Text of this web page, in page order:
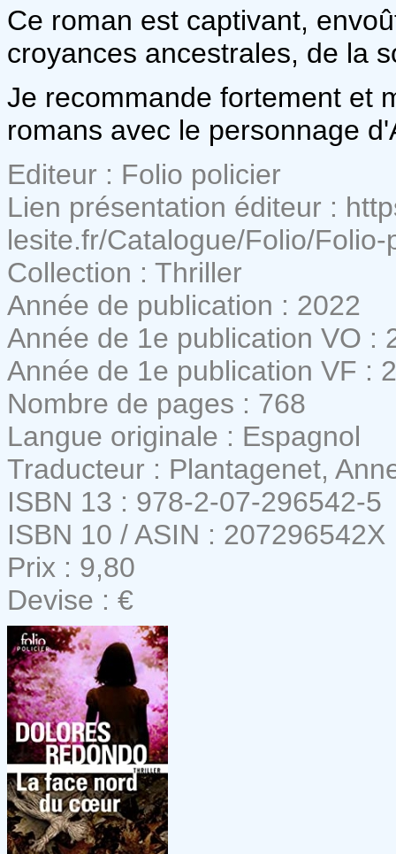
Ce roman est captivant,
croyances ancestrales, de la
Je recommande fortement et
romans avec le personnage
Editeur : Folio policier
Lien présentation éditeur :
lesite.fr/Catalogue/Folio/
Collection : Thriller
Année de publication : 2022
Année de 1e publication VO :
Année de 1e publication VF :
Nombre de pages : 768
Langue originale : Espagnol
Traducteur : Plantagenet,
ISBN 13 : 978-2-07-296542-5
ISBN 10 / ASIN : 207296542X
Prix : 9,80
Devise : €